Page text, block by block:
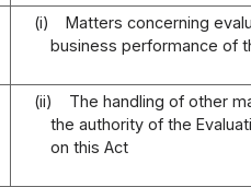
(i)
Matters concerning
business performance of
(ii)
The handling of other
the authority of the
on this Act